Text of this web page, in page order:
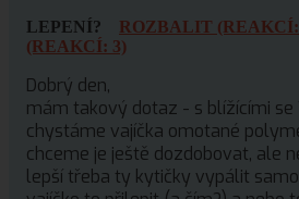
LEPENÍ? ROZBALIT (REAKCÍ:
(REAKCÍ: 3)
Dobrý den,
mám takový dotaz - s blížícími se
chystáme vajíčka omotané
chceme je ještě dozdobovat, ale
lepší třeba ty kytičky vypálit